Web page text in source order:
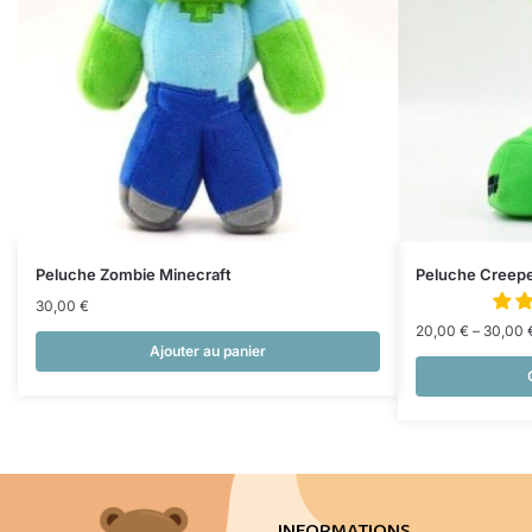
Peluche Zombie Minecraft
30,00 €
Ajouter au panier
Peluche
20,00 € – 30,00